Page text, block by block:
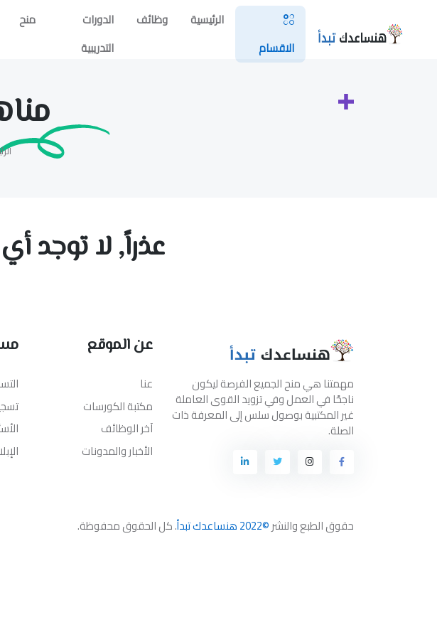
الاقسام
الرئيسية وظائف
الدورات
التدريبية
منح
عذراً, لا توجد
مهمتنا هي منح الجميع الفرصة ليكون
ناجحًا في العمل وفي تزويد القوى العاملة
غير المكتبية بوصول سلس إلى المعرفة ذات
الصلة.
عن الموقع
عنا
مكتبة الكورسات
آخر الوظائف
الأخبار والمدونات
حقوق الطبع والنشر©2022 هنساعدك تبدأ . كل الحقوق محفوظة.